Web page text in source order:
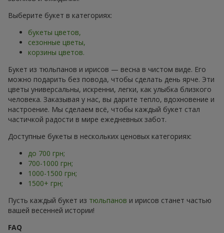
Выберите букет в категориях:
букеты цветов,
сезонные цветы,
корзины цветов.
Букет из тюльпанов и ирисов — весна в чистом виде. Его
можно подарить без повода, чтобы сделать день ярче. Эти
цветы универсальны, искренни, легки, как улыбка близкого
человека. Заказывая у нас, вы дарите тепло, вдохновение и
настроение. Мы сделаем всё, чтобы каждый букет стал
частичкой радости в мире ежедневных забот.
Доступные букеты в нескольких ценовых категориях:
до 700 грн;
700-1000 грн;
1000-1500 грн;
1500+ грн;
Пусть каждый букет из тюльпанов и ирисов станет частью
вашей весенней истории!
FAQ